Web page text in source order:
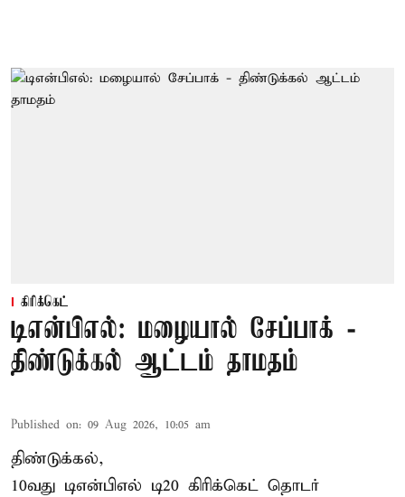
கிரிக்கெட்
டிஎன்பிஎல்: மழையால் சேப்பாக் -
திண்டுக்கல் ஆட்டம் தாமதம்
Published on: 09 Aug 2026, 10:05 am
திண்டுக்கல்,
10வது டிஎன்பிஎல் டி20 கிரிக்கெட் தொடர்